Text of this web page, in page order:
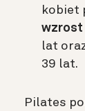
kobiet
wzrost
lat
39 lat.
Pilates